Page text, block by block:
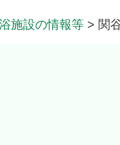
施設の情報等 > 関